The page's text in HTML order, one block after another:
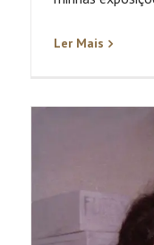
Ler Mais